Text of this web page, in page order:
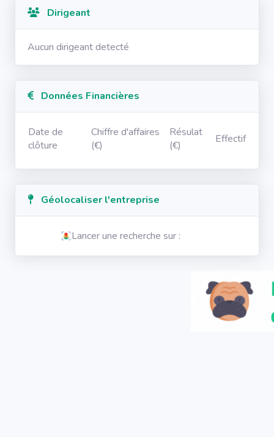
Dirigeant
Aucun dirigeant detecté
Données Financières
Date de
clôture
Chiffre d'affaires
(€)
Résulat
(€)
Effectif
Géolocaliser l'entreprise
Lancer une recherche sur :